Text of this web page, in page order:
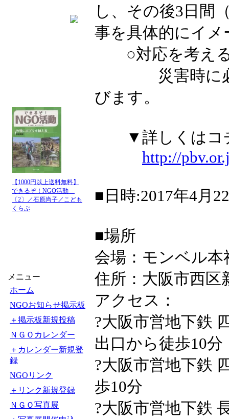
【1000円以上送料無料】
できるぞ！NGO活動
〔2〕／石原尚子／こども
くらぶ
メニュー
ホーム
NGOお知らせ掲示板
＋掲示板新規投稿
ＮＧＯカレンダー
＋カレンダー新規登
録
NGOリンク
＋リンク新規登録
ＮＧＯ写真展
し、その後3日間
事を具体的にイ
○対応を考え
災害時に必要
びます。
▼詳しくはコ
http://
■日時:2017年4月
■場所
会場：モンベル本
住所：大阪市西区
アクセス：
?大阪市営地下鉄
出口から徒歩10分
?大阪市営地下鉄
歩10分
?大阪市営地下鉄